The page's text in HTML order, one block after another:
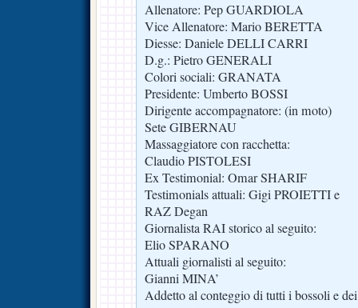
Allenatore: Pep GUARDIOLA
Vice Allenatore: Mario BERETTA
Diesse: Daniele DELLI CARRI
D.g.: Pietro GENERALI
Colori sociali: GRANATA
Presidente: Umberto BOSSI
Dirigente accompagnatore: (in moto)
Sete GIBERNAU
Massaggiatore con racchetta:
Claudio PISTOLESI
Ex Testimonial: Omar SHARIF
Testimonials attuali: Gigi PROIETTI e
RAZ Degan
Giornalista RAI storico al seguito:
Elio SPARANO
Attuali giornalisti al seguito:
Gianni MINA’
Addetto al conteggio di tutti i bossoli e